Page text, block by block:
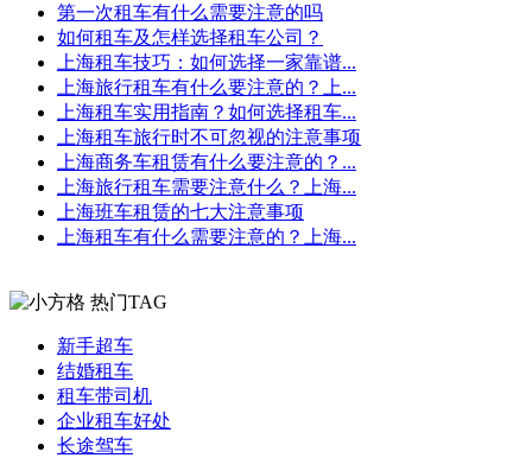
第一次租车有什么需要注意的吗
如何租车及怎样选择租车公司？
上海租车技巧：如何选择一家靠谱...
上海旅行租车有什么要注意的？上...
上海租车实用指南？如何选择租车...
上海租车旅行时不可忽视的注意事项
上海商务车租赁有什么要注意的？...
上海旅行租车需要注意什么？上海...
上海班车租赁的七大注意事项
上海租车有什么需要注意的？上海...
热门TAG
新手超车
结婚租车
租车带司机
企业租车好处
长途驾车